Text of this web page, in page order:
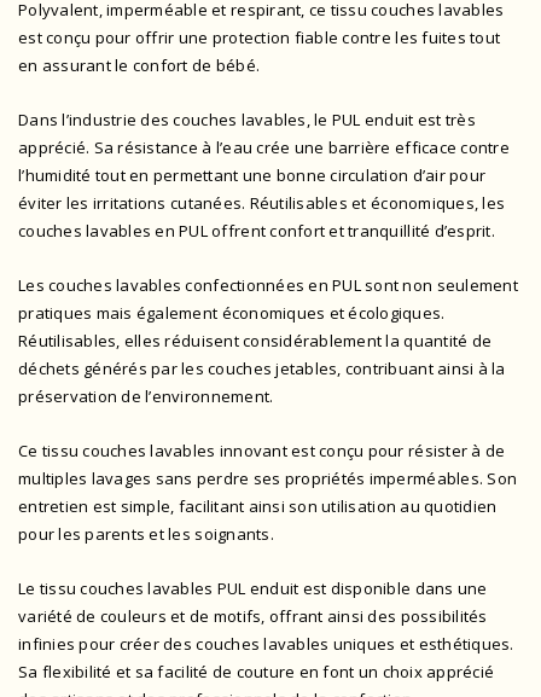
Polyvalent, imperméable et respirant, ce tissu couches lavables
est conçu pour offrir une protection fiable contre les fuites tout
en assurant le confort de bébé.
Dans l’industrie des couches lavables, le PUL enduit est très
apprécié. Sa résistance à l’eau crée une barrière efficace contre
l’humidité tout en permettant une bonne circulation d’air pour
éviter les irritations cutanées. Réutilisables et économiques, les
couches lavables en PUL offrent confort et tranquillité d’esprit.
Les couches lavables confectionnées en PUL sont non seulement
pratiques mais également économiques et écologiques.
Réutilisables, elles réduisent considérablement la quantité de
déchets générés par les couches jetables, contribuant ainsi à la
préservation de l’environnement.
Ce tissu couches lavables innovant est conçu pour résister à de
multiples lavages sans perdre ses propriétés imperméables. Son
entretien est simple, facilitant ainsi son utilisation au quotidien
pour les parents et les soignants.
Le tissu couches lavables PUL enduit est disponible dans une
variété de couleurs et de motifs, offrant ainsi des possibilités
infinies pour créer des couches lavables uniques et esthétiques.
Sa flexibilité et sa facilité de couture en font un choix apprécié